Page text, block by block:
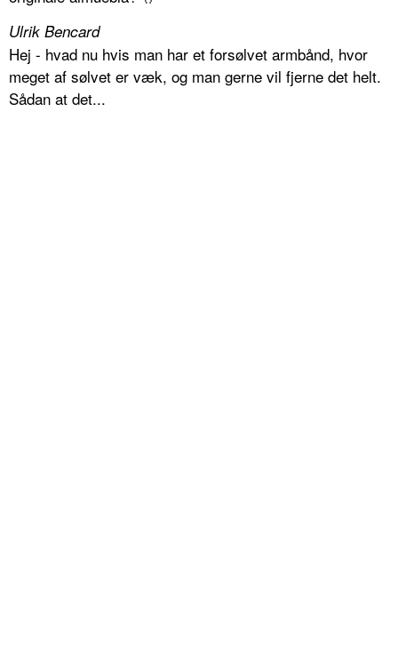
Ulrik Bencard
Hej - hvad nu hvis man har et forsølvet armbånd, hvor
meget af sølvet er væk, og man gerne vil fjerne det helt.
Sådan at det...